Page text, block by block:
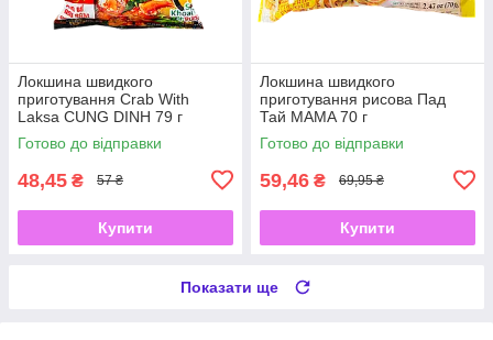
Локшина швидкого
приготування Crab With
Laksa CUNG DINH 79 г
Готово до відправки
48,45 ₴ 57 ₴
Купити
Локшина швидкого
приготування рисова Пад
Тай MAMA 70 г
Готово до відправки
59,46 ₴ 69,95 ₴
Купити
Показати ще